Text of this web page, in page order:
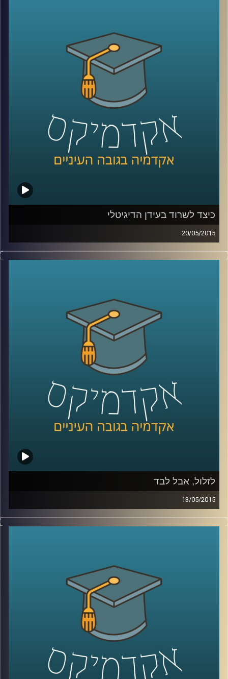
הגבוהה של אמריקאים להצלחה הם הגורמים
להתעניינות הרבה והעקבית של האמריקאים
בישראל. מתי הזדהו עם ישראל יותר ומתי
פחות? האם יש הבדלי הזדהות לפי פילוח של
גיל, השכלה, דת, גזע והשתייכות מפלגתית
דמוקרטים)?
קרדיט תמונות:AudioVersity
כיצד לשרוד בעידן הדיגיטלי
20/05/2015
קשה להאמין עד כמה משפיעים עלינו אמצעי
שינויים אלו. מה עלינו ללמוד כדי לגדול
מתאימים לעולם הדיגיטלי ולשינויים הרבים
והמהירים המתרחשים בו? אילו תכונות כדאי
לשפר ולטפח על מנת להשתלב בשוק העבודה
הנוכחי, שדורש גמישות רבה ?
קרדיט תמונות: AudioVersity
לזלול, אבל לבד
13/05/2015
ליאור זלמנסון עוסק בתרבות הוירטואלית
האם פרסום הוא המודל העסקי היחיד האפשרי?
באמנות הוא מייסד ומוביל את פסטיבל
בסינמטק חולון, העוסק בהשפעות
המהפכה הדיגיטלית על חיינו, בעיקר דרך
ייצוגים בקולנוע. ליאור מספר על השפעתה של
צפיית הזלילה על קהל הצופים ועל שיחות
המסדרון שלנו, ומשם על הצורך החברתי
בקהילתיות. עוד שוחחנו על מושג הכבדות –